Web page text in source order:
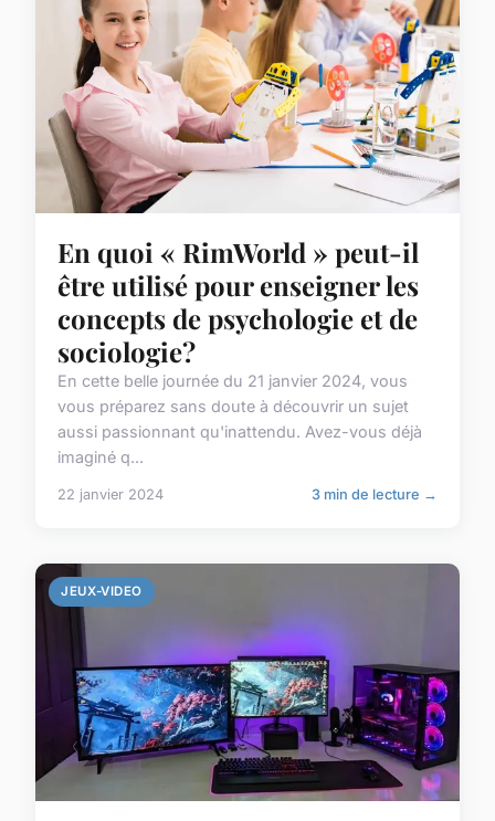
En quoi « RimWorld » peut-il
être utilisé pour enseigner les
concepts de psychologie et de
sociologie?
En cette belle journée du 21 janvier 2024, vous
vous préparez sans doute à découvrir un sujet
aussi passionnant qu'inattendu. Avez-vous déjà
imaginé q...
22 janvier 2024 3 min de lecture →
JEUX-VIDEO